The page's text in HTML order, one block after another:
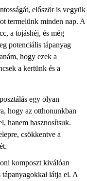
először is vegyük
termelünk minden nap. A
a tojáshéj, és még
potenciális tápanyag
hogy ezek a
a kertünk és a
egy olyan
hogy az otthonunkban
hanem hasznosítsuk.
csökkentve a
komposzt kiválóan
tápanyagokkal látja el. A